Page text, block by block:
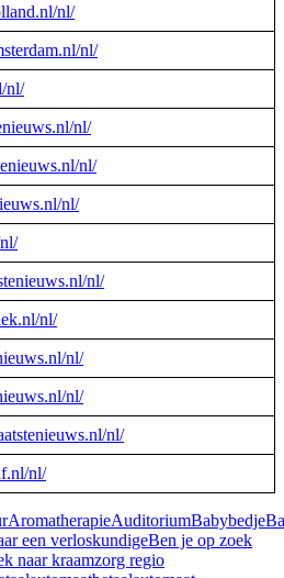
nl/
nl/
nl/
nl/
nl/
nl/
nl/
nl/
nl/
nl/
nl/
nl/
AromatherapieAuditoriumBabybedje
een verloskundigeBen je op zoek
naar kraamzorg regio